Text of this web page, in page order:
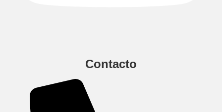
Contacto